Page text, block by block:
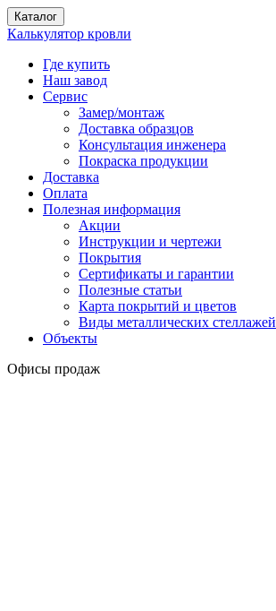
Каталог
Калькулятор кровли
Где купить
Наш завод
Сервис
Замер/монтаж
Доставка образцов
Консультация инженера
Покраска продукции
Доставка
Оплата
Полезная информация
Акции
Инструкции и чертежи
Покрытия
Сертификаты и гарантии
Полезные статьи
Карта покрытий и цветов
Виды металлических стеллажей
Объекты
Офисы продаж